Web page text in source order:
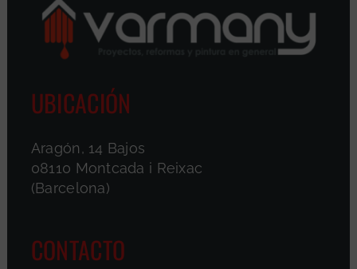
UBICACIÓN
Aragón, 14 Bajos
08110 Montcada i Reixac
(Barcelona)
CONTACTO